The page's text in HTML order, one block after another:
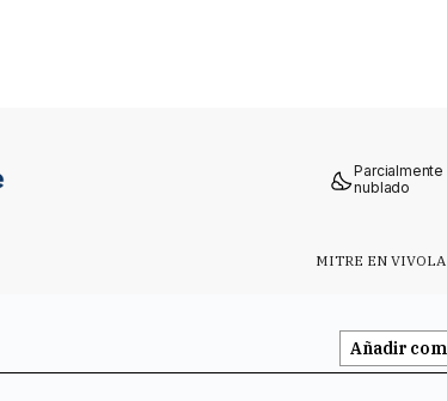
Parcialmente
nublado
MITRE EN VIVO
Añadir